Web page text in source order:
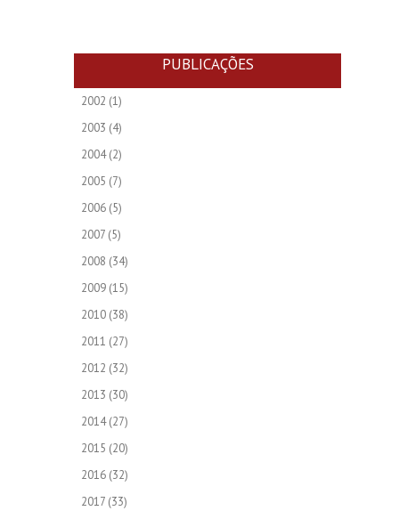
PUBLICAÇÕES
2002 (1)
2003 (4)
2004(2)
2005 (7)
2006 (5)
2007 (5)
2008 (34)
2009 (15)
2010 (38)
2011 (27)
2012 (32)
2013 (30)
2014(27)
2015 (20)
2016 (32)
2017 (33)